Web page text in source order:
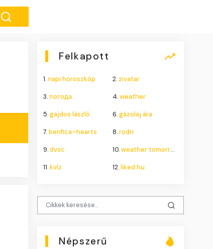
Felkapott
1.napi horoszkóp 2. zivatar
3. погода 4.weather
5.gajdos lászló 6.gázolaj ára
7.benfica–hearts 8.rodri
9.dvsc 10.weather tomorrow
11.kvíz 12.liked.hu
Népszerű